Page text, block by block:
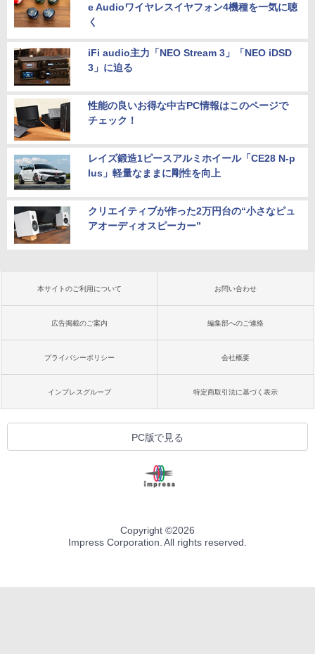
e Audioワイヤレスイヤフォン4機種を一気に聴
く
iFi audio主力「NEO Stream 3」「NEO iDSD
3」に迫る
性能の良いお得な中古PC情報はこのページで
チェック！
レイズ鍛造1ピースアルミホイール「CE28 N-p
lus」軽量なままに剛性を向上
クリエイティブが作った2万円台の“小さなピュ
アオーディオスピーカー”
本サイトのご利用について お問い合わせ
広告掲載のご案内 編集部へのご連絡
プライバシーポリシー 会社概要
インプレスグループ 特定商取引法に基づく表示
PC版で見る
Copyright ©2026
Impress Corporation. All rights reserved.